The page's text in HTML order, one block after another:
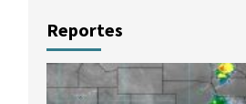
Reportes